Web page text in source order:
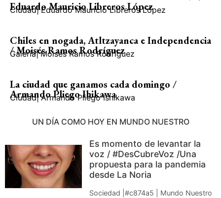
Eduardo Mauricio Libreros López
Ciudad| Eduardo Mauricio Libreros López
Chiles en nogada, Atltzayanca e Independencia
/ Moisés Ramos Rodríguez
Galería| Moisés Ramos Rodríguez
La ciudad que ganamos cada domingo /
Armando Pliego Ihikawa
Ciudad| Armando Pliego Ishikawa
UN DÍA COMO HOY EN MUNDO NUESTRO
Es momento de levantar la
voz / #DesCubreVoz /Una
propuesta para la pandemia
desde La Noria
Sociedad |#c874a5 | Mundo Nuestro